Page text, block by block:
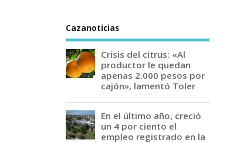
Cazanoticias
Crisis del citrus: «Al
productor le quedan
apenas 2.000 pesos por
cajón», lamentó Toler
En el último año, creció
un 4 por ciento el
empleo registrado en la